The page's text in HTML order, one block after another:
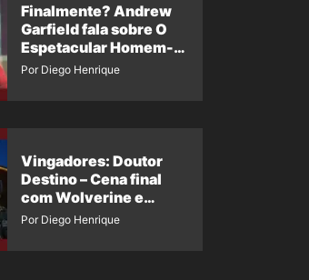
Finalmente? Andrew
Garfield fala sobre O
Espetacular Homem-
Aranha 3
Por Diego Henrique
Vingadores: Doutor
Destino – Cena final
com Wolverine e
Homem-Aranha de
Por Diego Henrique